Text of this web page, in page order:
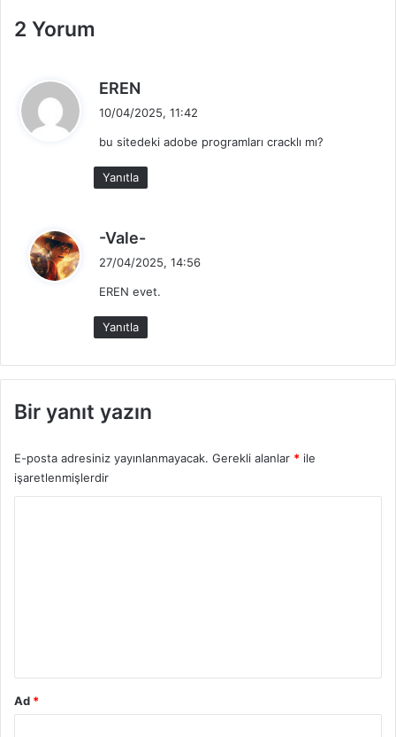
2 Yorum
EREN
i
k
i
10/04/2025, 11:42
bu sitedeki adobe programları cracklı mı?
Yanıtla
-Vale-
i
k
i
27/04/2025, 14:56
EREN evet.
Yanıtla
Bir yanıt yazın
E-posta adresiniz yayınlanmayacak. Gerekli alanlar * ile
işaretlenmişlerdir
Ad *